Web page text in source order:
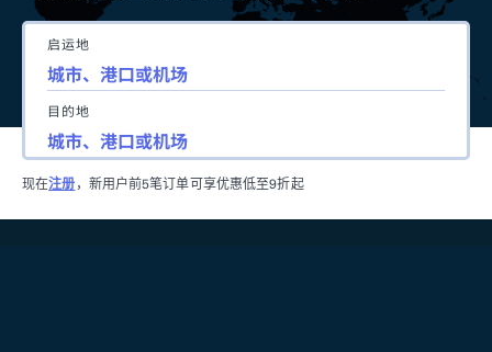
启运地
目的地
现在注册 ，新用户前5笔订单可享优惠低至9折起